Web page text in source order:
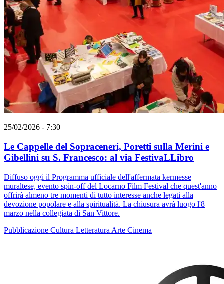
25/02/2026 - 7:30
Le Cappelle del Sopraceneri, Poretti sulla Merini e
Gibellini su S. Francesco: al via FestivaLLibro
Diffuso oggi il Programma ufficiale dell'affermata kermesse
muraltese, evento spin-off del Locarno Film Festival che quest'anno
offrirà almeno tre momenti di tutto interesse anche legati alla
devozione popolare e alla spiritualità. La chiusura avrà luogo l'8
marzo nella collegiata di San Vittore.
Pubblicazione Cultura Letteratura Arte Cinema